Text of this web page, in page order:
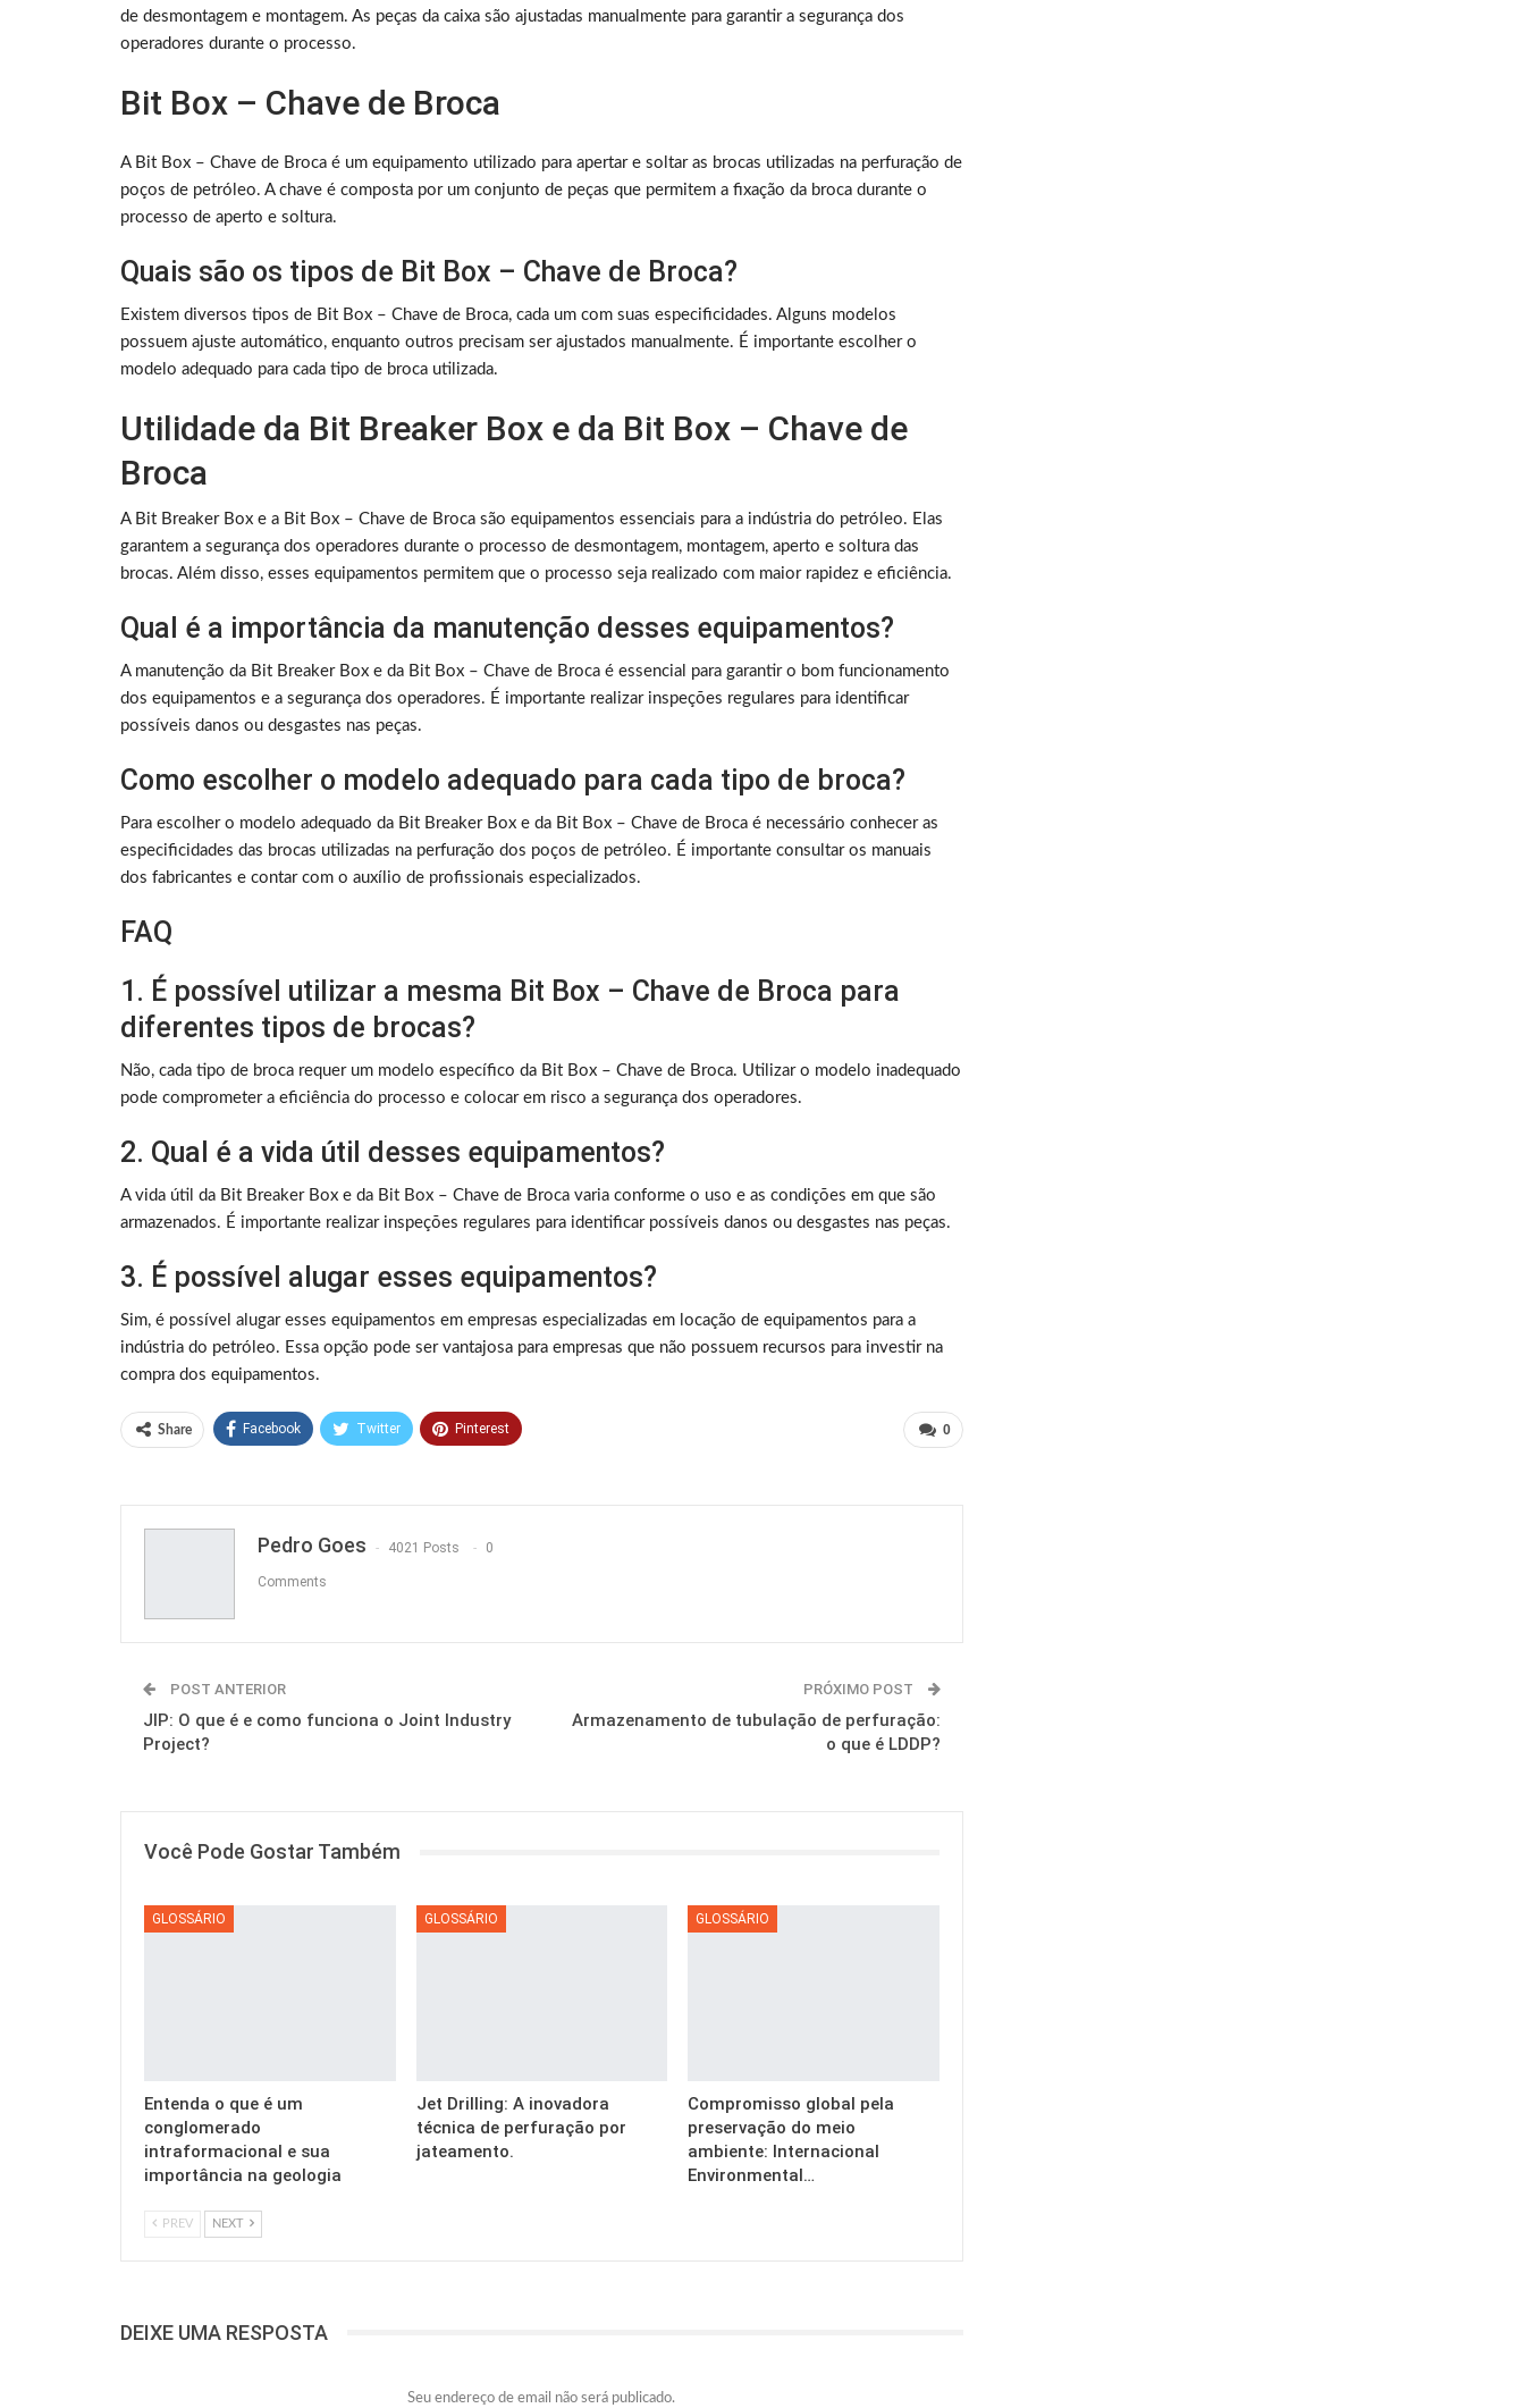
de desmontagem e montagem. As peças da caixa são ajustadas manualmente para garantir a segurança dos
operadores durante o processo.
Bit Box – Chave de Broca
A Bit Box – Chave de Broca é um equipamento utilizado para apertar e soltar as brocas utilizadas na perfuração de
poços de petróleo. A chave é composta por um conjunto de peças que permitem a fixação da broca durante o
processo de aperto e soltura.
Quais são os tipos de Bit Box – Chave de Broca?
Existem diversos tipos de Bit Box – Chave de Broca, cada um com suas especificidades. Alguns modelos
possuem ajuste automático, enquanto outros precisam ser ajustados manualmente. É importante escolher o
modelo adequado para cada tipo de broca utilizada.
Utilidade da Bit Breaker Box e da Bit Box – Chave de
Broca
A Bit Breaker Box e a Bit Box – Chave de Broca são equipamentos essenciais para a indústria do petróleo. Elas
garantem a segurança dos operadores durante o processo de desmontagem, montagem, aperto e soltura das
brocas. Além disso, esses equipamentos permitem que o processo seja realizado com maior rapidez e eficiência.
Qual é a importância da manutenção desses equipamentos?
A manutenção da Bit Breaker Box e da Bit Box – Chave de Broca é essencial para garantir o bom funcionamento
dos equipamentos e a segurança dos operadores. É importante realizar inspeções regulares para identificar
possíveis danos ou desgastes nas peças.
Como escolher o modelo adequado para cada tipo de broca?
Para escolher o modelo adequado da Bit Breaker Box e da Bit Box – Chave de Broca é necessário conhecer as
especificidades das brocas utilizadas na perfuração dos poços de petróleo. É importante consultar os manuais
dos fabricantes e contar com o auxílio de profissionais especializados.
FAQ
1. É possível utilizar a mesma Bit Box – Chave de Broca para
diferentes tipos de brocas?
Não, cada tipo de broca requer um modelo específico da Bit Box – Chave de Broca. Utilizar o modelo inadequado
pode comprometer a eficiência do processo e colocar em risco a segurança dos operadores.
2. Qual é a vida útil desses equipamentos?
A vida útil da Bit Breaker Box e da Bit Box – Chave de Broca varia conforme o uso e as condições em que são
armazenados. É importante realizar inspeções regulares para identificar possíveis danos ou desgastes nas peças.
3. É possível alugar esses equipamentos?
Sim, é possível alugar esses equipamentos em empresas especializadas em locação de equipamentos para a
indústria do petróleo. Essa opção pode ser vantajosa para empresas que não possuem recursos para investir na
compra dos equipamentos.
0
Share Facebook Twitter Pinterest
Pedro Goes 4021 Posts 0
Comments
POST ANTERIOR
JIP: O que é e como funciona o Joint Industry
Project?
PRÓXIMO POST
Armazenamento de tubulação de perfuração:
o que é LDDP?
Você Pode Gostar Também
GLOSSÁRIO
Entenda o que é um
conglomerado
intraformacional e sua
importância na geologia
GLOSSÁRIO
Jet Drilling: A inovadora
técnica de perfuração por
jateamento.
GLOSSÁRIO
Compromisso global pela
preservação do meio
ambiente: Internacional
Environmental…
PREV NEXT
DEIXE UMA RESPOSTA
Seu endereço de email não será publicado.